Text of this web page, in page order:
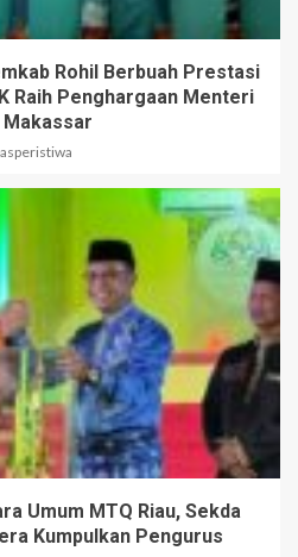
Rohil Berbuah Prestasi
Raih Penghargaan Menteri
Makassar
Umum MTQ Riau, Sekda
Kumpulkan Pengurus